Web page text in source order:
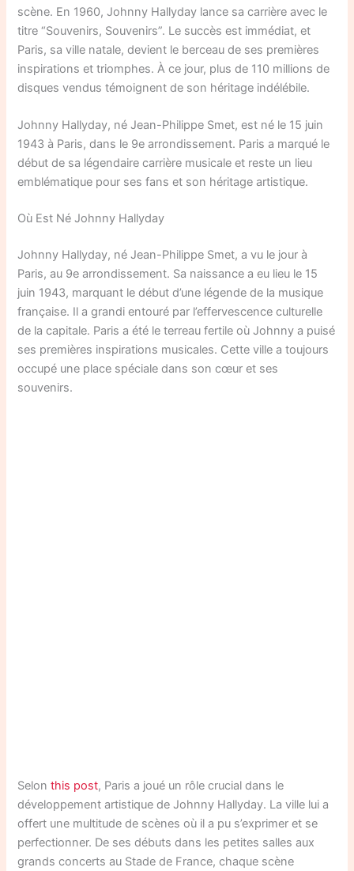
scène. En 1960, Johnny Hallyday lance sa carrière avec le
titre “Souvenirs, Souvenirs”. Le succès est immédiat, et
Paris, sa ville natale, devient le berceau de ses premières
inspirations et triomphes. À ce jour, plus de 110 millions de
disques vendus témoignent de son héritage indélébile.
Johnny Hallyday, né Jean-Philippe Smet, est né le 15 juin
1943 à Paris, dans le 9e arrondissement. Paris a marqué le
début de sa légendaire carrière musicale et reste un lieu
emblématique pour ses fans et son héritage artistique.
Où Est Né Johnny Hallyday
Johnny Hallyday, né Jean-Philippe Smet, a vu le jour à
Paris, au 9e arrondissement. Sa naissance a eu lieu le 15
juin 1943, marquant le début d’une légende de la musique
française. Il a grandi entouré par l’effervescence culturelle
de la capitale. Paris a été le terreau fertile où Johnny a puisé
ses premières inspirations musicales. Cette ville a toujours
occupé une place spéciale dans son cœur et ses
souvenirs.
Selonthis post, Paris a joué un rôle crucial dans le
développement artistique de Johnny Hallyday. La ville lui a
offert une multitude de scènes où il a pu s’exprimer et se
perfectionner. De ses débuts dans les petites salles aux
grands concerts au Stade de France, chaque scène